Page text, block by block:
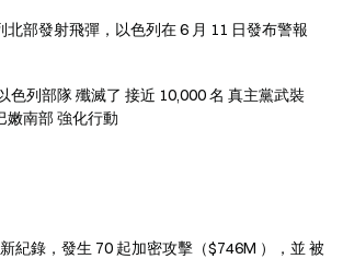
北部發射飛彈，以色列在 6 月 11 日發布警報
色列部隊 殲滅了 接近 10,000 名 真主黨武裝
嫩南部 強化行動
紀錄，發生 70 起加密攻擊（$746M ），並 被